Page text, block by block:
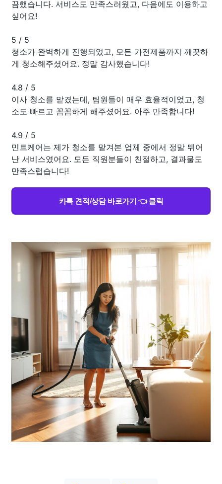
끔했습니다. 서비스도 만족스러웠고, 다음에도 이용하고
싶어요!
5 / 5
청소가 완벽하게 진행되었고, 모든 가전제품까지 깨끗하
게 청소해주셨어요. 정말 감사했습니다!
4.8 / 5
이사 청소를 맡겼는데, 팀원들이 매우 효율적이었고, 청
소도 빠르고 꼼꼼하게 해주셨어요. 아주 만족합니다!
4.9 / 5
민트케어는 제가 청소를 맡겨본 업체 중에서 정말 뛰어
난 서비스였어요. 모든 직원분들이 친절하고, 결과물도
만족스럽습니다!
카톡 견적/상담 바로가기 👈 클릭